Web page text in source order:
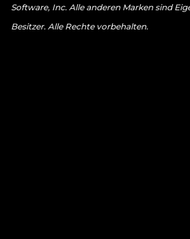
Software, Inc. Alle anderen Marken sind
Besitzer. Alle Rechte vorbehalten.